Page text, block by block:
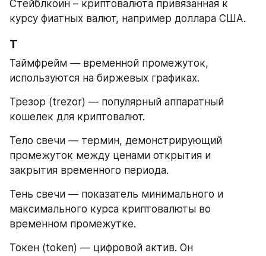
Стейблкоин – криптовалюта привязанная к
курсу фиатных валют, например доллара США.
Т
Таймфрейм — временной промежуток,
используются на биржевых графиках.
Трезор (trezor) — популярный аппаратный
кошелек для криптовалют.
Тело свечи — термин, демонстрирующий
промежуток между ценами открытия и
закрытия временного периода.
Тень свечи — показатель минимального и
максимального курса криптовалюты во
временном промежутке.
Токен (token) — цифровой актив. Он